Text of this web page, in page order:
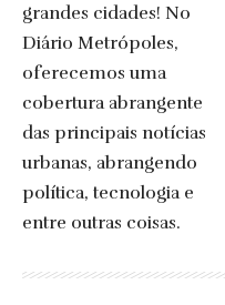
grandes cidades! No
Diário Metrópoles,
oferecemos uma
cobertura abrangente
das principais notícias
urbanas, abrangendo
política, tecnologia e
entre outras coisas.